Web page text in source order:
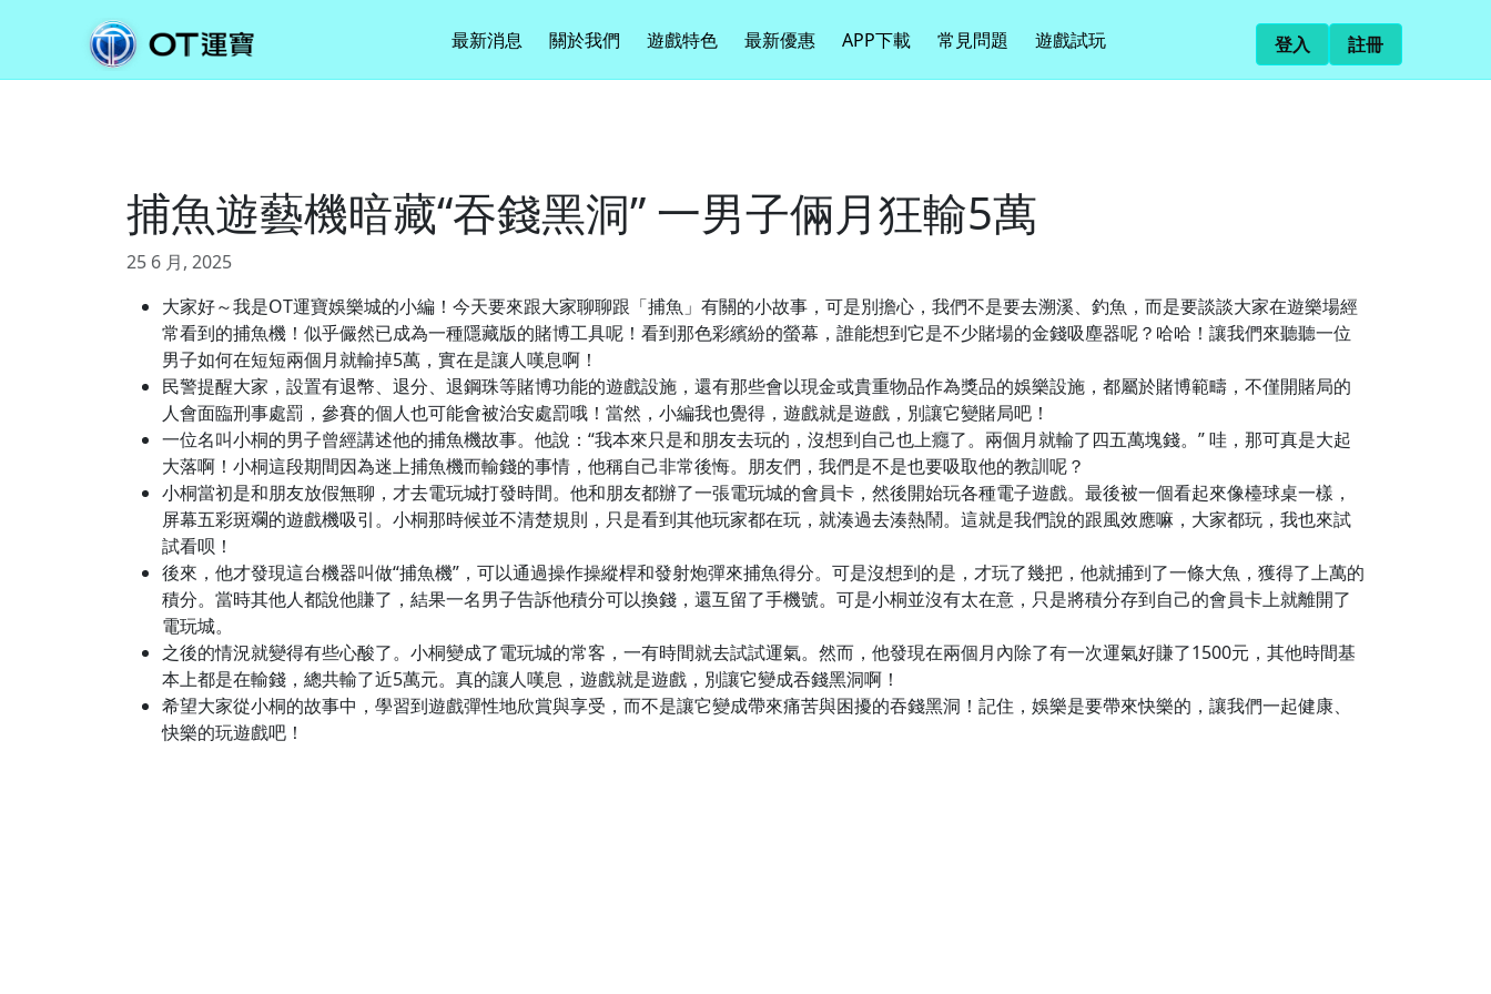
最新消息 關於我們 遊戲特色 最新優惠 APP下載 常見問題 遊戲試玩 登入 註冊
捕魚遊藝機暗藏“吞錢黑洞” 一男子倆月狂輸5萬
25 6 月, 2025
大家好～我是OT運寶娛樂城的小編！今天要來跟大家聊聊跟「捕魚」有關的小故事，可是別擔心，我們不是要去溯溪、釣魚，而是要談談大家在遊樂場經
常看到的捕魚機！似乎儼然已成為一種隱藏版的賭博工具呢！看到那色彩繽紛的螢幕，誰能想到它是不少賭場的金錢吸塵器呢？哈哈！讓我們來聽聽一位
男子如何在短短兩個月就輸掉5萬，實在是讓人嘆息啊！
民警提醒大家，設置有退幣、退分、退鋼珠等賭博功能的遊戲設施，還有那些會以現金或貴重物品作為獎品的娛樂設施，都屬於賭博範疇，不僅開賭局的
人會面臨刑事處罰，參賽的個人也可能會被治安處罰哦！當然，小編我也覺得，遊戲就是遊戲，別讓它變賭局吧！
一位名叫小桐的男子曾經講述他的捕魚機故事。他說：“我本來只是和朋友去玩的，沒想到自己也上癮了。兩個月就輸了四五萬塊錢。” 哇，那可真是大起
大落啊！小桐這段期間因為迷上捕魚機而輸錢的事情，他稱自己非常後悔。朋友們，我們是不是也要吸取他的教訓呢？
小桐當初是和朋友放假無聊，才去電玩城打發時間。他和朋友都辦了一張電玩城的會員卡，然後開始玩各種電子遊戲。最後被一個看起來像檯球桌一樣，
屏幕五彩斑斕的遊戲機吸引。小桐那時候並不清楚規則，只是看到其他玩家都在玩，就湊過去湊熱鬧。這就是我們說的跟風效應嘛，大家都玩，我也來試
試看呗！
後來，他才發現這台機器叫做“捕魚機”，可以通過操作操縱桿和發射炮彈來捕魚得分。可是沒想到的是，才玩了幾把，他就捕到了一條大魚，獲得了上萬的
積分。當時其他人都說他賺了，結果一名男子告訴他積分可以換錢，還互留了手機號。可是小桐並沒有太在意，只是將積分存到自己的會員卡上就離開了
電玩城。
之後的情況就變得有些心酸了。小桐變成了電玩城的常客，一有時間就去試試運氣。然而，他發現在兩個月內除了有一次運氣好賺了1500元，其他時間基
本上都是在輸錢，總共輸了近5萬元。真的讓人嘆息，遊戲就是遊戲，別讓它變成吞錢黑洞啊！
希望大家從小桐的故事中，學習到遊戲彈性地欣賞與享受，而不是讓它變成帶來痛苦與困擾的吞錢黑洞！記住，娛樂是要帶來快樂的，讓我們一起健康、
快樂的玩遊戲吧！